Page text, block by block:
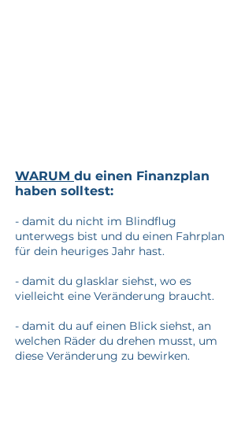
WARUM du einen Finanzplan
haben solltest:
- damit du nicht im Blindflug
unterwegs bist und du einen Fahrplan
für dein heuriges Jahr hast.
- damit du glasklar siehst, wo es
vielleicht eine Veränderung braucht.
- damit du auf einen Blick siehst, an
welchen Räder du drehen musst, um
diese Veränderung zu bewirken.